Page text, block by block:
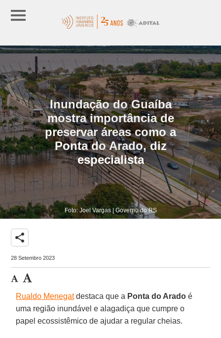
Inundação do Guaíba
mostra importância de
preservar áreas como a
Ponta do Arado, diz
especialista
Foto: Joel Vargas | Governo do RS
share
28 Setembro 2023
Rualdo Menegatdestaca que a Ponta do Arado é
uma região inundável e alagadiça que cumpre o
papel ecossistêmico de ajudar a regular cheias.